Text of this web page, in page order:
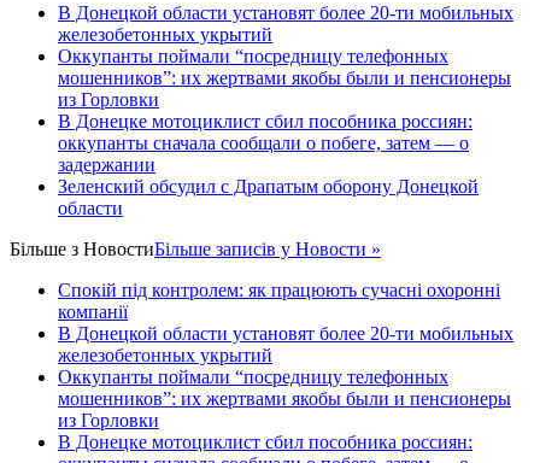
В Донецкой области установят более 20-ти мобильных
железобетонных укрытий
Оккупанты поймали “посредницу телефонных
мошенников”: их жертвами якобы были и пенсионеры
из Горловки
В Донецке мотоциклист сбил пособника россиян:
оккупанты сначала сообщали о побеге, затем — о
задержании
Зеленский обсудил с Драпатым оборону Донецкой
области
Більше з НовостиБільше записів у Новости »
Спокій під контролем: як працюють сучасні охоронні
компанії
В Донецкой области установят более 20-ти мобильных
железобетонных укрытий
Оккупанты поймали “посредницу телефонных
мошенников”: их жертвами якобы были и пенсионеры
из Горловки
В Донецке мотоциклист сбил пособника россиян: